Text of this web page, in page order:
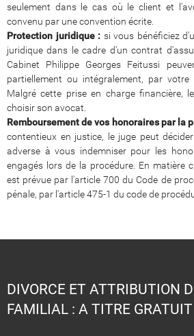
seulement dans le cas où le client et
convenu par une convention écrite.
Protection juridique : si vous bénéficiez
juridique dans le cadre d'un contrat
Cabinet Philippe Georges Feitussi
partiellement ou intégralement, par votre
Malgré cette prise en charge financière,
choisir son avocat.
Remboursement de vos honoraires par la
contentieux en justice, le juge peut
adverse à vous indemniser pour les
engagés lors de la procédure. En matière
est prévue par l'article 700 du Code de
pénale, par l'article 475-1 du code de
DIVORCE ET ATTRIBUTION
FAMILIAL : A TITRE